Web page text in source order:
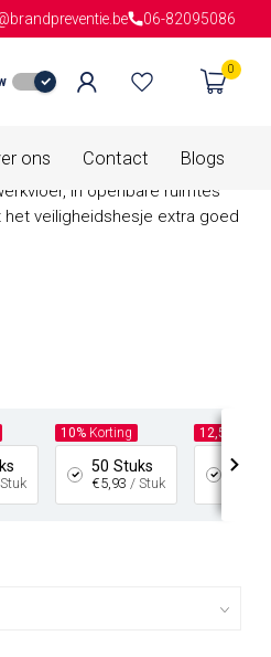
verzendingvanaf € 150,- in
06-82095086
0
ons Contact Blogs
in openbare ruimtes
veiligheidshesje extra goed
10% Korting
50 Stuks
€5,93 / Stuk
12,5%
100